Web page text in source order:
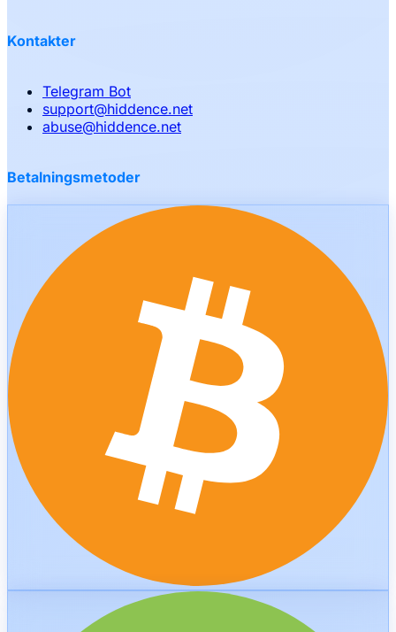
Kontakter
Telegram Bot
support@hiddence.net
abuse@hiddence.net
Betalningsmetoder